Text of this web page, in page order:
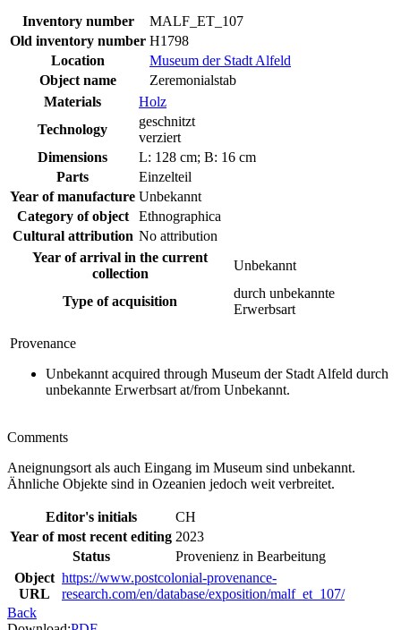
Inventory number
MALF_ET_107
Old inventory number H1798
Location
Museum der Stadt Alfeld
Object name
Zeremonialstab
Materials
Holz
Technology
geschnitzt
verziert
Dimensions
L: 128 cm; B: 16 cm
Parts
Einzelteil
Year of manufacture Unbekannt
Category of object
Ethnographica
Cultural attribution No attribution
Year of arrival in the current
collection
Unbekannt
Type of acquisition
durch unbekannte
Erwerbsart
Provenance
Unbekannt acquired through Museum der Stadt Alfeld durch
unbekannte Erwerbsart at/from Unbekannt.
Comments
Aneignungsort als auch Eingang im Museum sind unbekannt.
Ähnliche Objekte sind in Ozeanien jedoch weit verbreitet.
Editor's initials
CH
Year of most recent editing 2023
Status
Provenienz in Bearbeitung
Object
URL
https://www.postcolonial-provenance-
research.com/en/database/exposition/malf_et_107/
Back